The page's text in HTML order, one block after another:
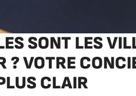
SONT LES
? VOTRE
CLAIR